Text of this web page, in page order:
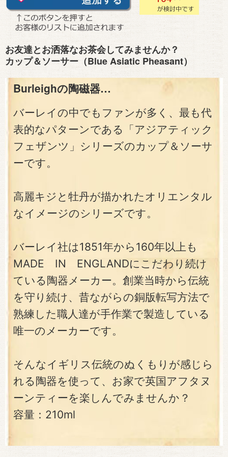
お友達とお洒落なお茶会してみませんか？
カップ＆ソーサー（Blue Asiatic Pheasant）
Burleighの陶磁器…
バーレイの中でもファンが多く、最も代
表的なパターンである「アジアティック
フェザンツ」シリーズのカップ＆ソーサ
ーです。
高麗キジと牡丹が描かれたオリエンタル
なイメージのシリーズです。
バーレイ社は1851年から160年以上も
MADE IN ENGLANDにこだわり続け
ている陶器メーカー。創業当時から伝統
を守り続け、昔ながらの銅版転写方法で
熟練した職人達が手作業で製造している
唯一のメーカーです。
そんなイギリス伝統のぬくもりが感じら
れる陶器を使って、お家で英国アフタヌ
ーンティーを楽しんでみませんか？
容量：210ml